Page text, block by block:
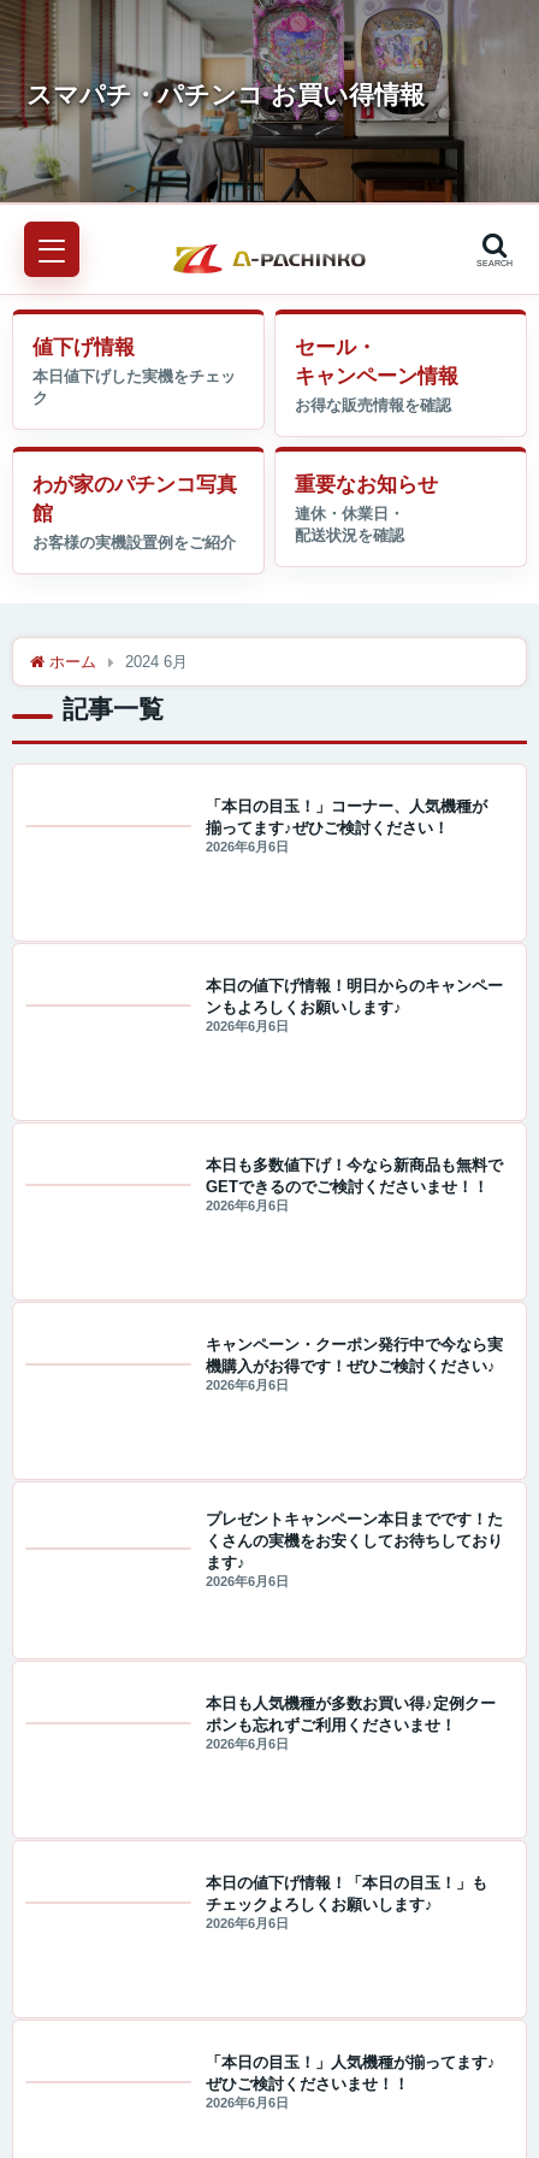
SEARCH
値下げ情報
セール・
キャンペーン情報
わが家のパチンコ写真
館
重要なお知らせ
ホーム 2024 6月
記事一覧
「本日の目玉！」コーナー、人気機種が
揃ってます♪ぜひご検討ください！
2026年6月6日
本日の値下げ情報！明日からのキャンペー
ンもよろしくお願いします♪
2026年6月6日
本日も多数値下げ！今なら新商品も無料で
GETできるのでご検討くださいませ！！
2026年6月6日
キャンペーン・クーポン発行中で今なら実
機購入がお得です！ぜひご検討ください♪
2026年6月6日
プレゼントキャンペーン本日までです！た
くさんの実機をお安くしてお待ちしており
ます♪
2026年6月6日
本日も人気機種が多数お買い得♪定例クー
ポンも忘れずご利用くださいませ！
2026年6月6日
本日の値下げ情報！「本日の目玉！」も
チェックよろしくお願いします♪
2026年6月6日
「本日の目玉！」人気機種が揃ってます♪
ぜひご検討くださいませ！！
2026年6月6日